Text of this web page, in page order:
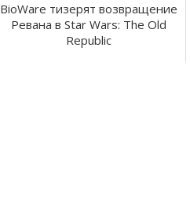
BioWare тизерят возвращение
Ревана в Star Wars: The Old
Republic